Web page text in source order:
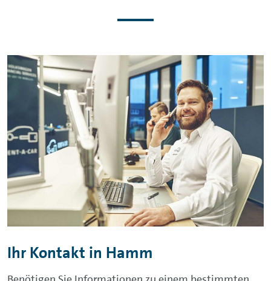
Ihr Kontakt in Hamm